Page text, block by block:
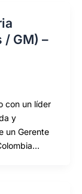
/ GM) –
con un líder
y
un Gerente